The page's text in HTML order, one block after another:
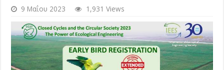
9 Μαΐου 2023 1,931 Views